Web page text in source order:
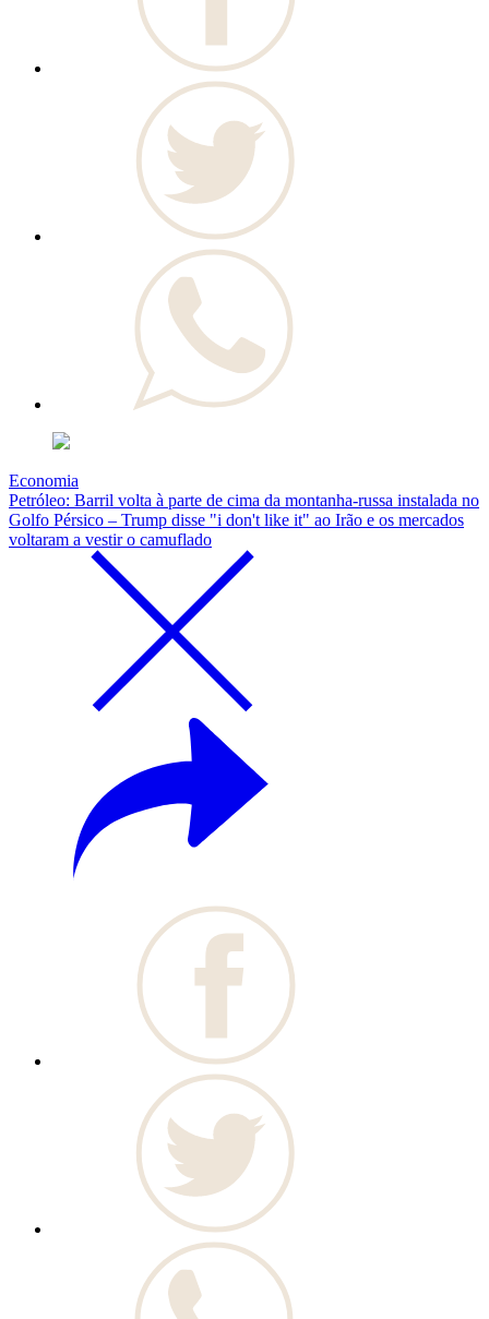
Economia
Petróleo: Barril volta à parte de cima da montanha-russa instalada no
Golfo Pérsico – Trump disse "i don't like it" ao Irão e os mercados
voltaram a vestir o camuflado